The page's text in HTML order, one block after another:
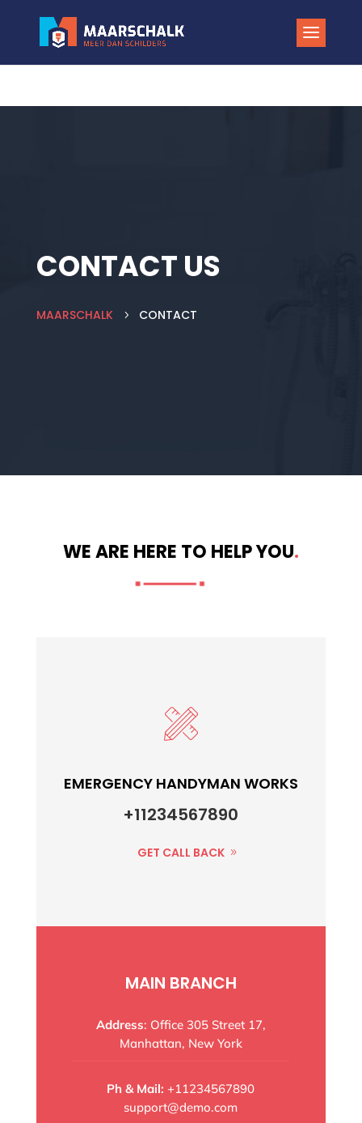
CONTACT US
MAARSCHALK 5 CONTACT
WE ARE HERE TO HELP YOU.
EMERGENCY HANDYMAN WORKS
+11234567890
GET CALL BACK
MAIN BRANCH
Address: Office 305 Street 17,
Manhattan, New York
Ph & Mail: +11234567890
support@demo.com